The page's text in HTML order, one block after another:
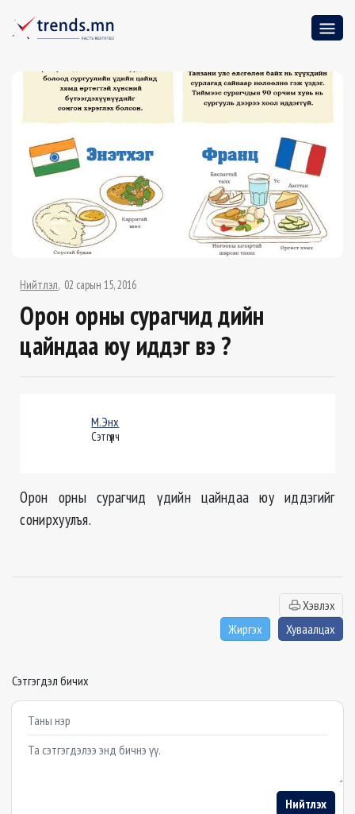
Нийтлэл 02 сарын 15, 2016
Орон орны сурагчид үдийн
цайндаа юу иддэг вэ ?
М.Энх
Сэтгүүлч
Орон орны сурагчид үдийн цайндаа юу иддэгийг
сонирхуулъя.
Хэвлэх
Жиргэх
Хуваалцах
Сэтгэгдэл бичих
Example textarea
Нийтлэх